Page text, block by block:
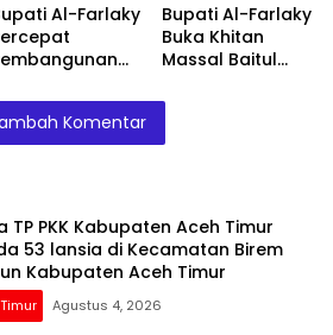
Al-Farlaky
Bupati Al-Farlaky
Buka Khitan
Massal Baitul
Terima Layanan
Komentar
TP PKK Kabupaten Aceh Timur
53 lansia di Kecamatan Birem
Kabupaten Aceh Timur
Agustus 4, 2026